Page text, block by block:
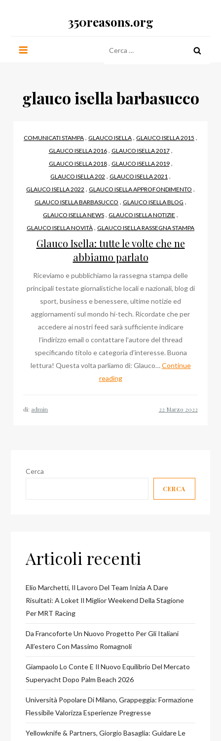
350reasons.org
per:
glauco isella barbasucco
COMUNICATI STAMPA , GLAUCO ISELLA , GLAUCO ISELLA 2015 ,
GLAUCO ISELLA 2016, GLAUCO ISELLA 2017,
GLAUCO ISELLA 2018, GLAUCO ISELLA 2019,
GLAUCO ISELLA 202 , GLAUCO ISELLA 2021 ,
GLAUCO ISELLA 2022 , GLAUCO ISELLA APPROFONDIMENTO ,
GLAUCO ISELLA BARBASUCCO , GLAUCO ISELLA BLOG ,
GLAUCO ISELLA NEWS , GLAUCO ISELLA NOTIZIE ,
GLAUCO ISELLA NOVITÀ , GLAUCO ISELLA RASSEGNA STAMPA
Glauco Isella: tutte le volte che ne
abbiamo parlato
Riceviamo e pubblichiamo la rassegna stampa delle
principali testate giornalistiche locali e nazionali, blog di
sport, business e benessere, ultime notizie ed
aggiornamenti sul mondo hi-tech. Ricordate che per
accedere ai nostri feed sarà sufficiente indicare
l’indirizzo email o contattare l’autore del thread
specificando titolo e categoria d’interesse. Buona
lettura! Questa volta parliamo di: Glauco…Continue
readingGlauco
parlato
di: admin
Cerca
CERCA
Articoli recenti
Elio Marchetti, Il Lavoro Del Team Inizia A Dare
Risultati: A Loket Il Miglior Weekend Della Stagione
Per MRT Racing
Da Francoforte Un Nuovo Progetto Per Gli Italiani
All’estero Con Massimo Romagnoli
Giampaolo Lo Conte E Il Nuovo Equilibrio Del Mercato
Superyacht Dopo Palm Beach 2026
Università Popolare Di Milano, Grappeggia: Formazione
Flessibile Valorizza Esperienze Pregresse
Yellowknife & Partners, Giorgio Basaglia: Guidare Le